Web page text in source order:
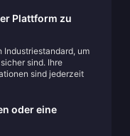
Plattform zu
Industriestandard, um
sind. Ihre
sind jederzeit
oder eine